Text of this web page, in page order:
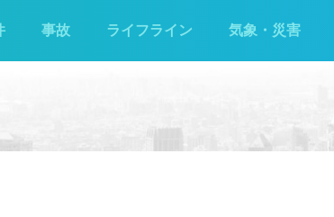
事故 ライフライン 気象・災害